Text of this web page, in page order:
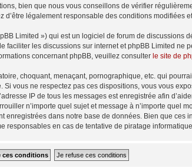
bien que nous vous conseillons de vérifier
légalement responsable des conditions modifiées
Limited ») qui est un logiciel de forum de discussions
faciliter les discussions sur internet et phpBB Limited ne
concernant phpBB, veuillez consulter le site de
choquant, menaçant, pornographique, etc. qui
vous ne respectez pas ces dispositions, vous vous
IP de tous les messages est enregistrée afin
n’importe quel sujet et message à n’importe quel
dans notre base de données. Bien que ces
en cas de tentative de piratage